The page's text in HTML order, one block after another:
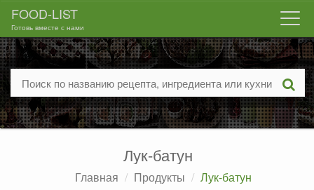
FOOD-LIST
Готовь вместе с нами
Лук-батун
Главная Продукты Лук-батун